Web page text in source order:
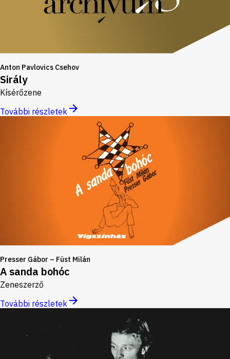
Anton Pavlovics Csehov
Sirály
Kísérőzene
További részletek
Presser Gábor – Füst Milán
A sanda bohóc
Zeneszerző
További részletek